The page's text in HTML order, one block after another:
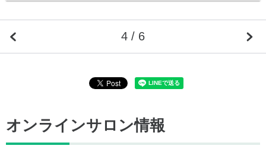
4 / 6
オンラインサロン情報